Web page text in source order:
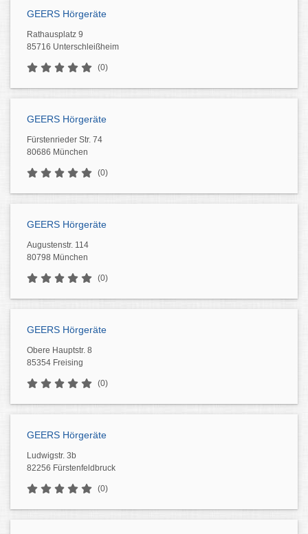
GEERS Hörgeräte
Rathausplatz 9
85716 Unterschleißheim
(0)
GEERS Hörgeräte
Fürstenrieder Str. 74
80686 München
(0)
GEERS Hörgeräte
Augustenstr. 114
80798 München
(0)
GEERS Hörgeräte
Obere Hauptstr. 8
85354 Freising
(0)
GEERS Hörgeräte
Ludwigstr. 3b
82256 Fürstenfeldbruck
(0)